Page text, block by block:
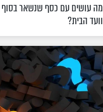
מה עושים עם כסף שנשאר
וועד הבית?